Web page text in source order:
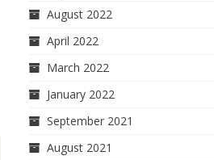
August 2022
April 2022
March 2022
January 2022
September 2021
August 2021